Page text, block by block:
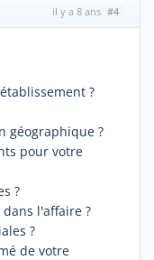
il y a 8 ans #4
?
géographique ?
pour votre
?
l'affaire ?
?
de votre